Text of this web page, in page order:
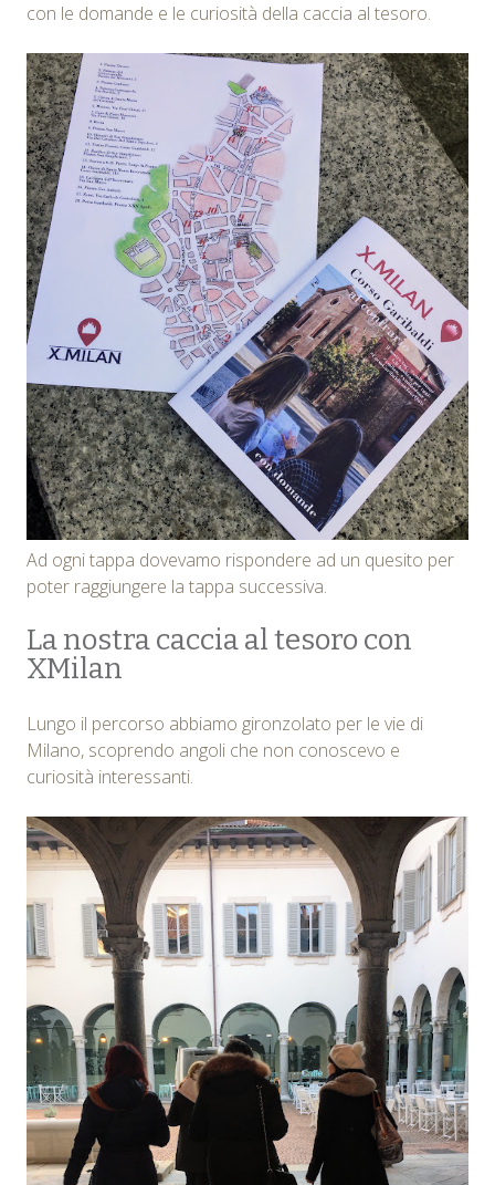
con le domande e le curiosità della caccia al tesoro.
Ad ogni tappa dovevamo rispondere ad un quesito per
poter raggiungere la tappa successiva.
La nostra caccia al tesoro con
XMilan
Lungo il percorso abbiamo gironzolato per le vie di
Milano, scoprendo angoli che non conoscevo e
curiosità interessanti.